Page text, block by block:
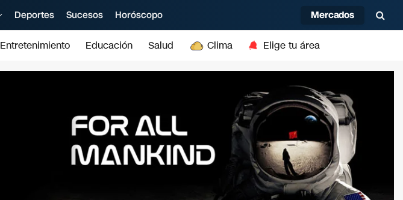
Deportes Sucesos Horóscopo Mercados
Entretenimiento Educación Salud Clima Elige tu área